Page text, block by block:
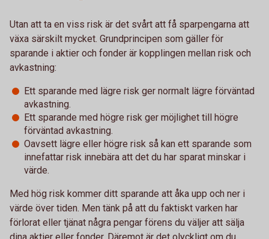
Utan att ta en viss risk är det svårt att få sparpengarna att
växa särskilt mycket. Grundprincipen som gäller för
sparande i aktier och fonder är kopplingen mellan risk och
avkastning:
Ett sparande med lägre risk ger normalt lägre förväntad
avkastning.
Ett sparande med högre risk ger möjlighet till högre
förväntad avkastning.
Oavsett lägre eller högre risk så kan ett sparande som
innefattar risk innebära att det du har sparat minskar i
värde.
Med hög risk kommer ditt sparande att åka upp och ner i
värde över tiden. Men tänk på att du faktiskt varken har
förlorat eller tjänat några pengar förens du väljer att sälja